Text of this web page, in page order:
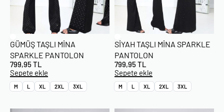
GÜMÜŞ TAŞLI MINA
SPARKLE PANTOLON
799,95TL
Sepete ekle
M L XL 2XL 3XL
SIYAH TAŞLI MINA SPARKLE
PANTOLON
799,95TL
Sepete ekle
M L XL 2XL 3XL